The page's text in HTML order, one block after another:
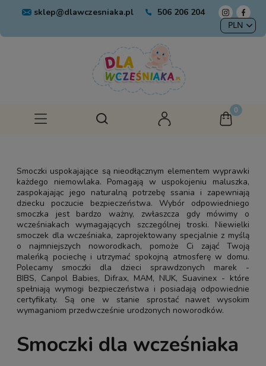
sklep@dlawczesniaka.pl 506 206 204
Smoczki uspokajające są nieodłącznym elementem wyprawki
każdego niemowlaka. Pomagają w uspokojeniu maluszka,
zaspokajając jego naturalną potrzebę ssania i zapewniają
dziecku poczucie bezpieczeństwa. Wybór odpowiedniego
smoczka jest bardzo ważny, zwłaszcza gdy mówimy o
wcześniakach wymagających szczególnej troski. Niewielki
smoczek dla wcześniaka, zaprojektowany specjalnie z myślą
o najmniejszych noworodkach, pomoże Ci zająć Twoją
maleńką pociechę i utrzymać spokojną atmosferę w domu.
Polecamy smoczki dla dzieci sprawdzonych marek -
BIBS, Canpol Babies, Difrax, MAM, NUK, Suavinex - które
spełniają wymogi bezpieczeństwa i posiadają odpowiednie
certyfikaty. Są one w stanie sprostać nawet wysokim
wymaganiom przedwcześnie urodzonych noworodków.
Smoczki dla wcześniaka